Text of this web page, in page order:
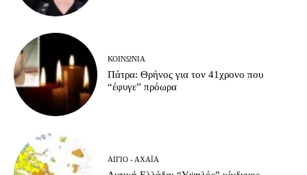
ΚΟΙΝΩΝΊΑ
Πάτρα: Θρήνος για τον 41χρονο που
“έφυγε” πρόωρα
ΑΊΓΙΟ - ΑΧΑΪ́Α